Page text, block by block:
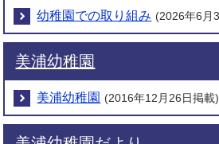
幼稚園での取り組み (2026年6月
美浦幼稚園
美浦幼稚園 (2016年12月26日掲載)